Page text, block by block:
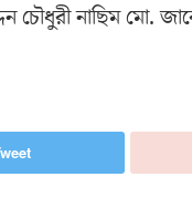
চৌধুরী নাছিম